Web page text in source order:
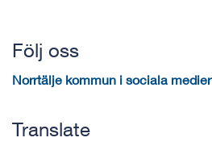
Följ oss
Norrtälje kommun i sociala medier
Translate